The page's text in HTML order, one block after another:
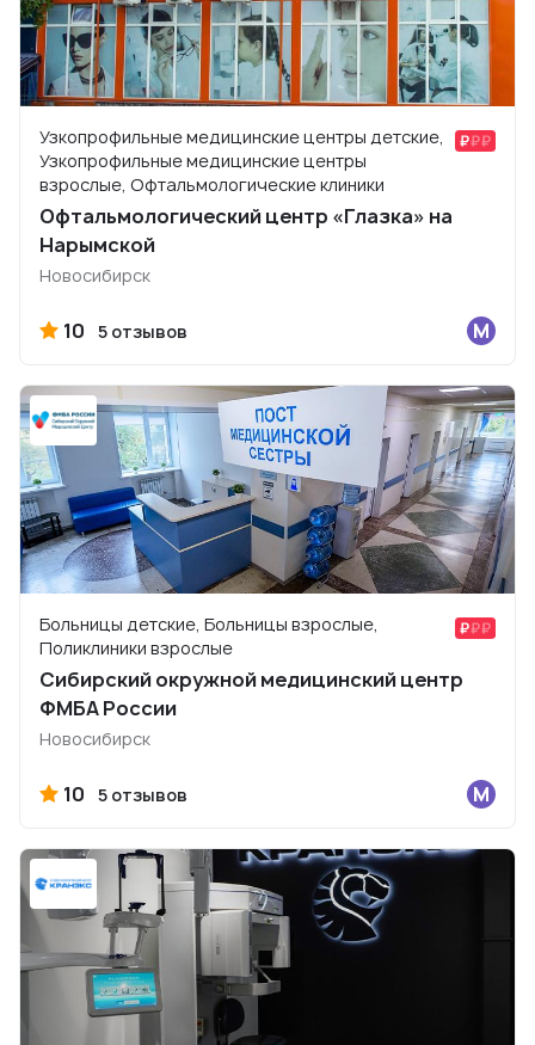
Узкопрофильные медицинские центры детские,
Узкопрофильные медицинские центры
взрослые, Офтальмологические клиники
Офтальмологический центр «Глазка» на
Нарымской
Новосибирск
10 5 отзывов
Больницы детские, Больницы взрослые,
Поликлиники взрослые
Сибирский окружной медицинский центр
ФМБА России
Новосибирск
10 5 отзывов